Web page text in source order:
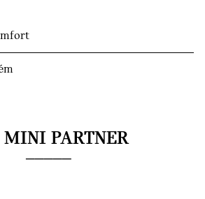
MINI PARTNER